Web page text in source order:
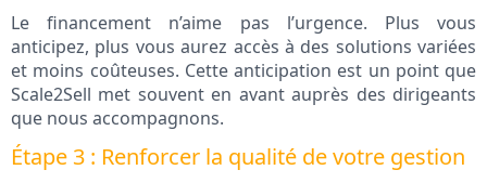
Le financement n’aime pas l’urgence. Plus vous
anticipez, plus vous aurez accès à des solutions variées
et moins coûteuses. Cette anticipation est un point que
Scale2Sell met souvent en avant auprès des dirigeants
que nous accompagnons.
Étape 3 : Renforcer la qualité de votre gestion